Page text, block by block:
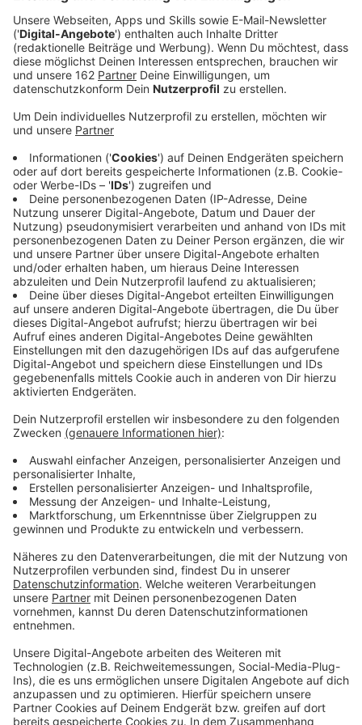
Anzeige
Ein tödliches Autorennen in Moers kommt wieder vor
Gericht. Vier Jahre nach dem Unglück muss sicher der
Fahrer des Unfallwagens ab nächster Woche
(Dienstag) wieder wegen Mordes vor dem Duisburger
Landgericht verantworten. Der Fall ist bereits zum
dritten Mal vor Gericht. Das Landgericht Kleve hatte
den Mann erst wegen Mordes zu lebenslanger Haft
verurteilt. Nach einem BGH-Urteil wurde das Urteil -
wegen eines verbotenen Autorennens mit Todesfolge
- zu vier Jahren Gefängnisstrafe abgeändert. Aber
auch das Urteil hat der BGH aufgehoben, weil der
Tötungsvorsatz nicht gut genug begründet war. Dabei
wurde der Fall an das Duisburger Landgericht
übergeben. Hier wird ein drittes Mal gegen den
hauptverantwortlichen Fahrer verhandelt. Die Familie
des Opfers hat ein Anklage wegen Mordes
Das ist 2019 passiert
Anzeige
Bei einem Autorennen im April 2019 waren zwei Wagen
viel zu schnell im Stadtteil Meerbeck auf der
Bismarckstraße unterwegs. Der Wagen, der im
dem Fahrzeug der 43-jährigen zusammengestoßen.
Der Angeklagte floh vom Unfallort. Die Frau erlag ihren
Verletzungen später im Krankenhaus. Laut Gericht
hatte sie Hirnschäden infolge des Aufpralls.